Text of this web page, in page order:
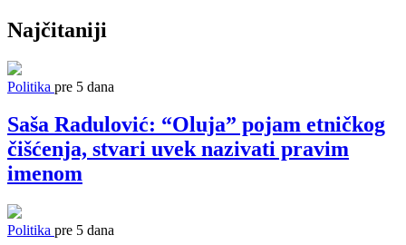
Najčitaniji
Politika pre 5 dana
Saša Radulović: “Oluja” pojam etničkog
čišćenja, stvari uvek nazivati pravim
imenom
Politika pre 5 dana